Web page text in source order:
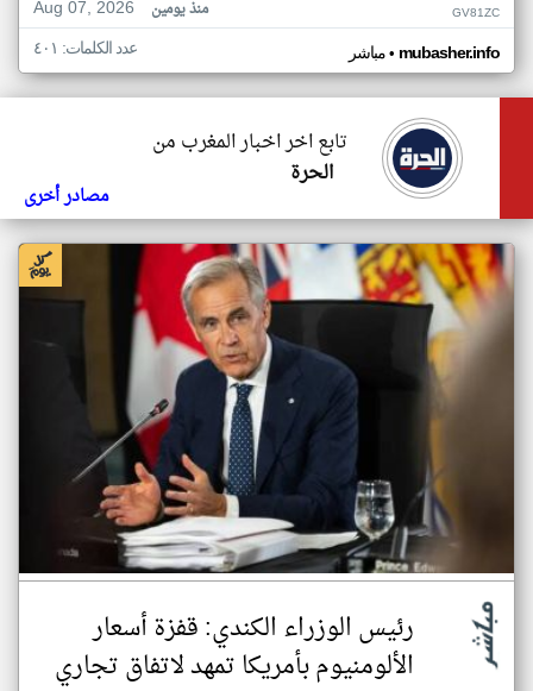
Aug 07, 2026
منذ يومين GV81ZC
مباشر• mubasher.info عدد الكلمات: ٤٠١
تابع اخر اخبار المغرب من
الحرة
مصادر أخرى
رئيس الوزراء الكندي: قفزة أسعار
الألومنيوم بأمريكا تمهد لاتفاق تجاري